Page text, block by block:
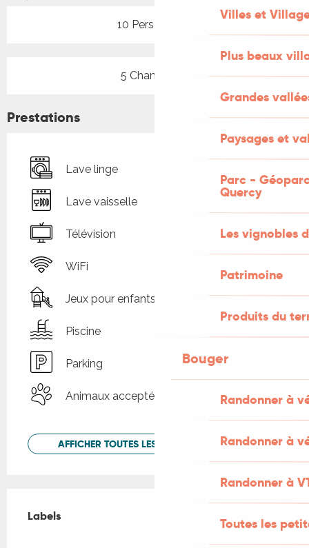
Villes et
Plus beaux
Grandes
Paysages et
Parc -
Quercy
Les vignobles
Patrimoine
Produits du
Bouger
Randonner à
Randonner à
Randonner à
Toutes les
10 Personne(s)
5 Chambre(s)
Prestations
Lave linge
Lave vaisselle
Télévision
WiFi
Jeux pour enfants / Espace jeux
Piscine
Parking
Animaux acceptés
AFFICHER TOUTES LES PRESTATIONS
Labels
Labels